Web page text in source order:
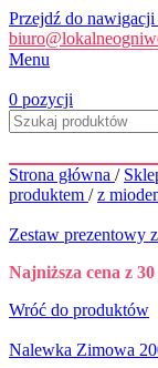
Przejdź do nawigacji
Menu
0 pozycji
Strona główna /
produktem / z
Zestaw prezentowy
Najniższa cena z
Wróć do produktów
Nalewka Zimowa